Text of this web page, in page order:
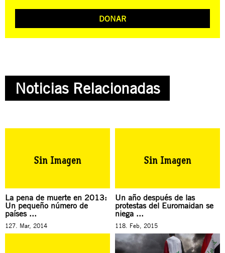
DONAR
Noticias Relacionadas
La pena de muerte en 2013:
Un pequeño número de
países ...
127. Mar, 2014
Un año después de las
protestas del Euromaidan se
niega ...
118. Feb, 2015